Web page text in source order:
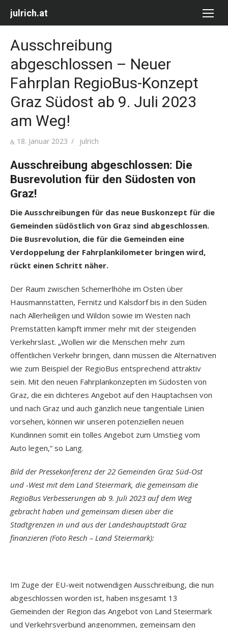
julrich.at
Ausschreibung
abgeschlossen – Neuer
Fahrplan RegioBus-Konzept
Graz Südost ab 9. Juli 2023
am Weg!
Posted
18. Januar 2023 Author
julrich
Ausschreibung abgeschlossen: Die
Busrevolution für den Südosten von
Graz!
Die Ausschreibungen für das neue Buskonzept für die
Gemeinden südöstlich von Graz sind abgeschlossen.
Die Busrevolution, die für die Gemeinden eine
Verdoppelung der Fahrplankilometer bringen wird,
rückt einen Schritt näher.
Der Raum zwischen Schemerlhöhe im Osten über
Hausmannstätten, Fernitz und Kalsdorf bis in den Süden
nach Allerheiligen und Wildon sowie im Westen nach
Premstätten kämpft immer mehr mit der steigenden
Verkehrslast. „Wollen wir die Menschen mehr zum
öffentlichen Verkehr bringen, dann müssen die Alternativen
wie zum Beispiel der RegioBus entsprechend attraktiv
sein. Mit den neuen Fahrplankonzepten im Südosten von
Graz, die ein dichteres Angebot auf den Hauptachsen von
und nach Graz und auch gänzlich neue tangentiale Linien
vorsehen, können wir unseren potenziellen neuen
Kundinnen somit ein tolles Angebot zum Umstieg vom
Auto legen,“ so Lang.
Bild der Pressekonferenz der 22 Gemeinden Graz Süd-Ost
und -West mit dem Land Steiermark, die gemeinsam die
RegioBus Verbesserungen ab 9. Juli 2023 auf dem Weg
gebracht haben und gemeinsam diesen über die
Stadtgrenzen in und aus der Landeshauptstadt Graz
finanzieren (Foto Resch – Land Steiermark):
Im Zuge der EU-weit notwendigen Ausschreibung, die nun
abgeschlossen worden ist, haben insgesamt 13
Gemeinden der Region das Angebot von Land Steiermark
und Verkehrsverbund angenommen, gemeinsam den